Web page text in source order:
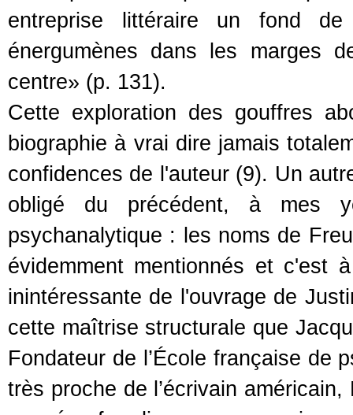
entreprise littéraire un fond
énergumènes dans les marges
centre» (p. 131).
Cette exploration des gouffres
biographie à vrai dire jamais
confidences de l'auteur (9). Un
obligé du précédent, à mes
psychanalytique : les noms de
évidemment mentionnés et
inintéressante de l'ouvrage de
cette maîtrise structurale que
Fondateur de l’École française de
très proche de l’écrivain